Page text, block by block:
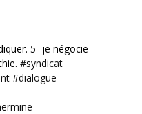
5- je négocie
#syndicat
#dialogue